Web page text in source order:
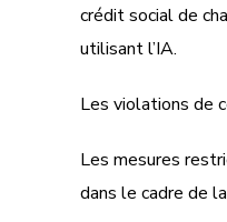
crédit social de
utilisant l’IA.
Les violations de
Les mesures
dans le cadre de